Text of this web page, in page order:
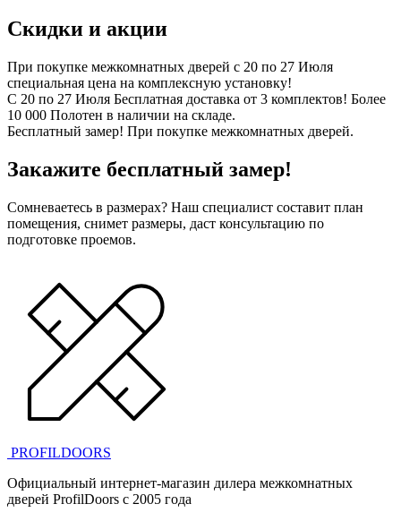
Скидки и акции
При покупке межкомнатных дверей c 20 по 27 Июля
специальная цена на комплексную установку!
С 20 по 27 Июля Бесплатная доставка от 3 комплектов! Более
10 000 Полотен в наличии на складе.
Бесплатный замер! При покупке межкомнатных дверей.
Закажите бесплатный замер!
Сомневаетесь в размерах? Наш специалист составит план
помещения, снимет размеры, даст консультацию по
подготовке проемов.
PROFILDOORS
Официальный интернет-магазин дилера межкомнатных
дверей ProfilDoors c 2005 года